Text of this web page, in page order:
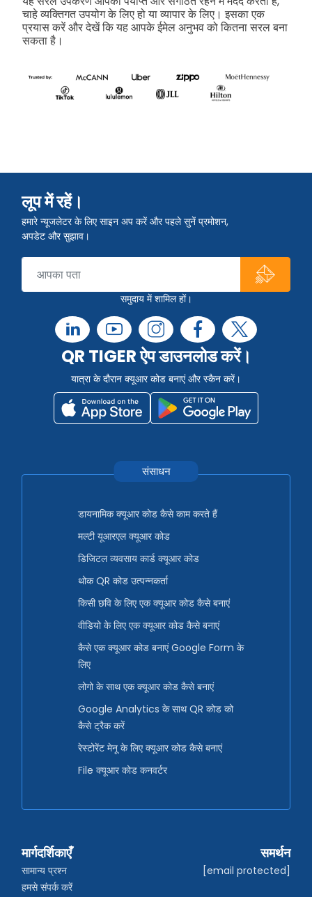
चाहे व्यक्तिगत उपयोग के लिए हो या व्यापार के लिए। इसका एक
प्रयास करें और देखें कि यह आपके ईमेल अनुभव को कितना सरल बना
सकता है।
लूप में रहें।
हमारे न्यूजलेटर के लिए साइन अप करें और पहले सुनें प्रमोशन,
अपडेट और सुझाव।
समुदाय में शामिल हों।
QR TIGER ऐप डाउनलोड करें।
यात्रा के दौरान क्यूआर कोड बनाएं और स्कैन करें।
संसाधन
डायनामिक क्यूआर कोड कैसे काम करते हैं
मल्टी यूआरएल क्यूआर कोड
डिजिटल व्यवसाय कार्ड क्यूआर कोड
थोक QR कोड उत्पन्नकर्ता
किसी छवि के लिए एक क्यूआर कोड कैसे बनाएं
वीडियो के लिए एक क्यूआर कोड कैसे बनाएं
कैसे एक क्यूआर कोड बनाएं Google Form के
लिए
लोगो के साथ एक क्यूआर कोड कैसे बनाएं
Google Analytics के साथ QR कोड को
कैसे ट्रैक करें
रेस्टोरेंट मेनू के लिए क्यूआर कोड कैसे बनाएं
File क्यूआर कोड कनवर्टर
मार्गदर्शिकाएँ
सामान्य प्रश्न
हमसे संपर्क करें
समर्थन
[email protected]